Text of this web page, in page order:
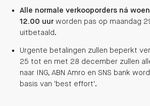
Alle normale verkooporders ná
12.00 uur worden pas op maandag
uitbetaald.
Urgente betalingen zullen beperkt
25 tot en met 28 december zullen
naar ING, ABN Amro en SNS bank
basis van 'best effort'.